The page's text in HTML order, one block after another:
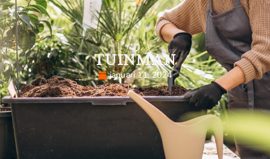
TUINMAN
januari 11, 2024